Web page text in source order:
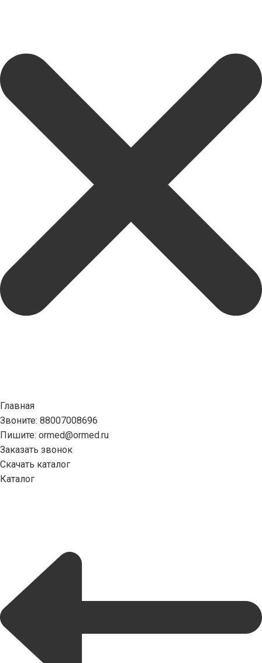
Главная
Звоните: 88007008696
Пишите: ormed@ormed.ru
Заказать звонок
Скачать каталог
Каталог